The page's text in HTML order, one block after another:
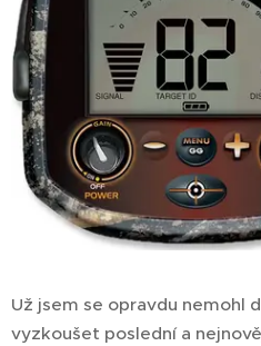
Už jsem se opravdu nemohl
vyzkoušet poslední a